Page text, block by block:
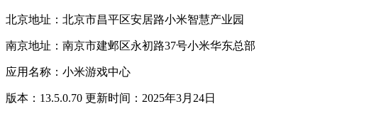
北京地址：北京市昌平区安居路小米智慧产业园
南京地址：南京市建邺区永初路37号小米华东总部
应用名称：小米游戏中心
版本：13.5.0.70 更新时间：2025年3月24日